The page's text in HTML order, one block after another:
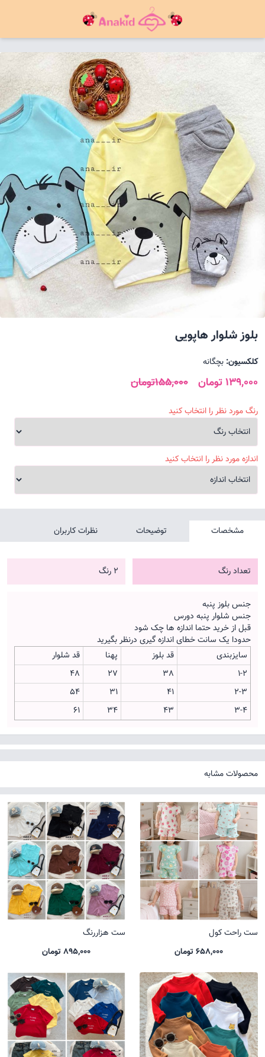
بلوز شلوار هاپویی
کلکسیون: بچگانه
139,000 تومان 155,000تومان
رنگ مورد نظر را انتخاب کنید
اندازه مورد نظر را انتخاب کنید
مشخصات توضیحات نظرات کاربران
تعداد رنگ 2 رنگ
جنس بلوز پنبه
جنس شلوار پنبه دورس
قبل از خرید حتما اندازه ها چک شود
حدودا یک سانت خطای اندازه گیری درنظر بگیرید
سایزبندی
قد بلوز پهنا
قد شلوار
1-2
38
27
48
2-3
41
31
54
3-4
43
34
61
محصولات مشابه
ست راحت کول
658,000 تومان
ست هزاررنگ
895,000 تومان